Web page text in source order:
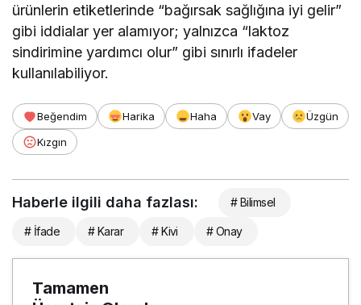
ürünlerin etiketlerinde “bağırsak sağlığına iyi gelir”
gibi iddialar yer alamıyor; yalnızca “laktoz
sindirimine yardımcı olur” gibi sınırlı ifadeler
kullanılabiliyor.
Beğendim Harika Haha Vay
Üzgün
Kızgın
Haberle ilgili daha fazlası: # Bilimsel
# İfade # Karar # Kivi # Onay
Tamamen